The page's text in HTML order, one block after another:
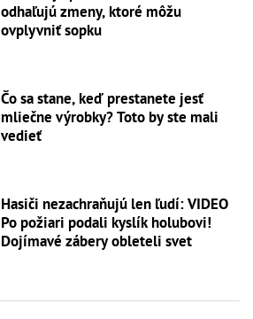
odhaľujú zmeny, ktoré môžu
ovplyvniť sopku
Čo sa stane, keď prestanete jesť
mliečne výrobky? Toto by ste mali
vedieť
Hasiči nezachraňujú len ľudí: VIDEO
Po požiari podali kyslík holubovi!
Dojímavé zábery obleteli svet